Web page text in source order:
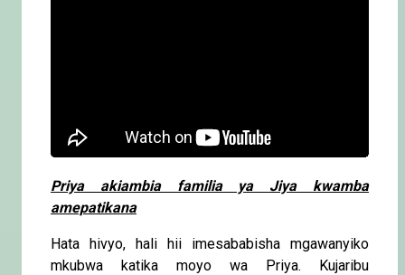
Priya akiambia familia ya Jiya kwamba
amepatikana
Hata hivyo, hali hii imesababisha mgawanyiko
mkubwa katika moyo wa Priya. Kujaribu